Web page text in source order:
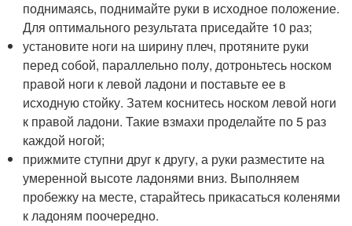
поднимаясь, поднимайте руки в исходное положение.
Для оптимального результата приседайте 10 раз;
установите ноги на ширину плеч, протяните руки
перед собой, параллельно полу, дотроньтесь носком
правой ноги к левой ладони и поставьте ее в
исходную стойку. Затем коснитесь носком левой ноги
к правой ладони. Такие взмахи проделайте по 5 раз
каждой ногой;
прижмите ступни друг к другу, а руки разместите на
умеренной высоте ладонями вниз. Выполняем
пробежку на месте, старайтесь прикасаться коленями
к ладоням поочередно.